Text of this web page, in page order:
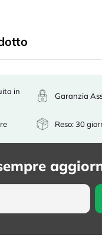
in
Garanzia
Reso: 30